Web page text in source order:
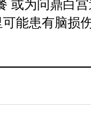
或为问鼎白
可能患有脑损